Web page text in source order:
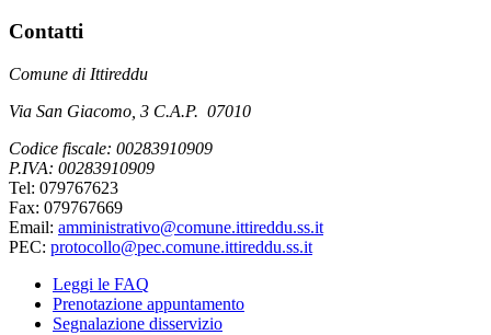
Contatti
Comune di Ittireddu
Via San Giacomo, 3 C.A.P. 07010
Codice fiscale: 00283910909
P.IVA: 00283910909
Tel: 079767623
Fax: 079767669
Email: amministrativo@comune.ittireddu.ss.it
PEC: protocollo@pec.comune.ittireddu.ss.it
Leggi le FAQ
Prenotazione appuntamento
Segnalazione disservizio